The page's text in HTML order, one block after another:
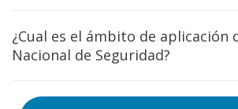
¿Cual es el ámbito de aplicación
Nacional de Seguridad?